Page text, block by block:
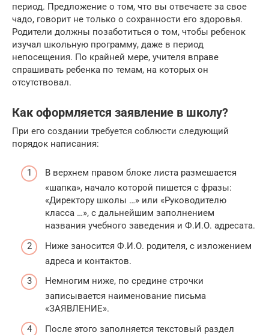
период. Предложение о том, что вы отвечаете за свое
чадо, говорит не только о сохранности его здоровья.
Родители должны позаботиться о том, чтобы ребенок
изучал школьную программу, даже в период
непосещения. По крайней мере, учителя вправе
спрашивать ребенка по темам, на которых он
отсутствовал.
Как оформляется заявление в школу?
При его создании требуется соблюсти следующий
порядок написания:
В верхнем правом блоке листа размешается
«шапка», начало которой пишется с фразы:
«Директору школы …» или «Руководителю
класса …», с дальнейшим заполнением
названия учебного заведения и Ф.И.О. адресата.
Ниже заносится Ф.И.О. родителя, с изложением
адреса и контактов.
Немногим ниже, по средине строчки
записывается наименование письма
«ЗАЯВЛЕНИЕ».
После этого заполняется текстовый раздел